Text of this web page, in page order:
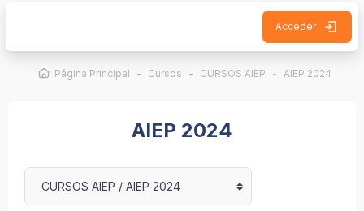
Acceder
Página Principal Cursos CURSOS AIEP AIEP 2024
AIEP 2024
Categorías